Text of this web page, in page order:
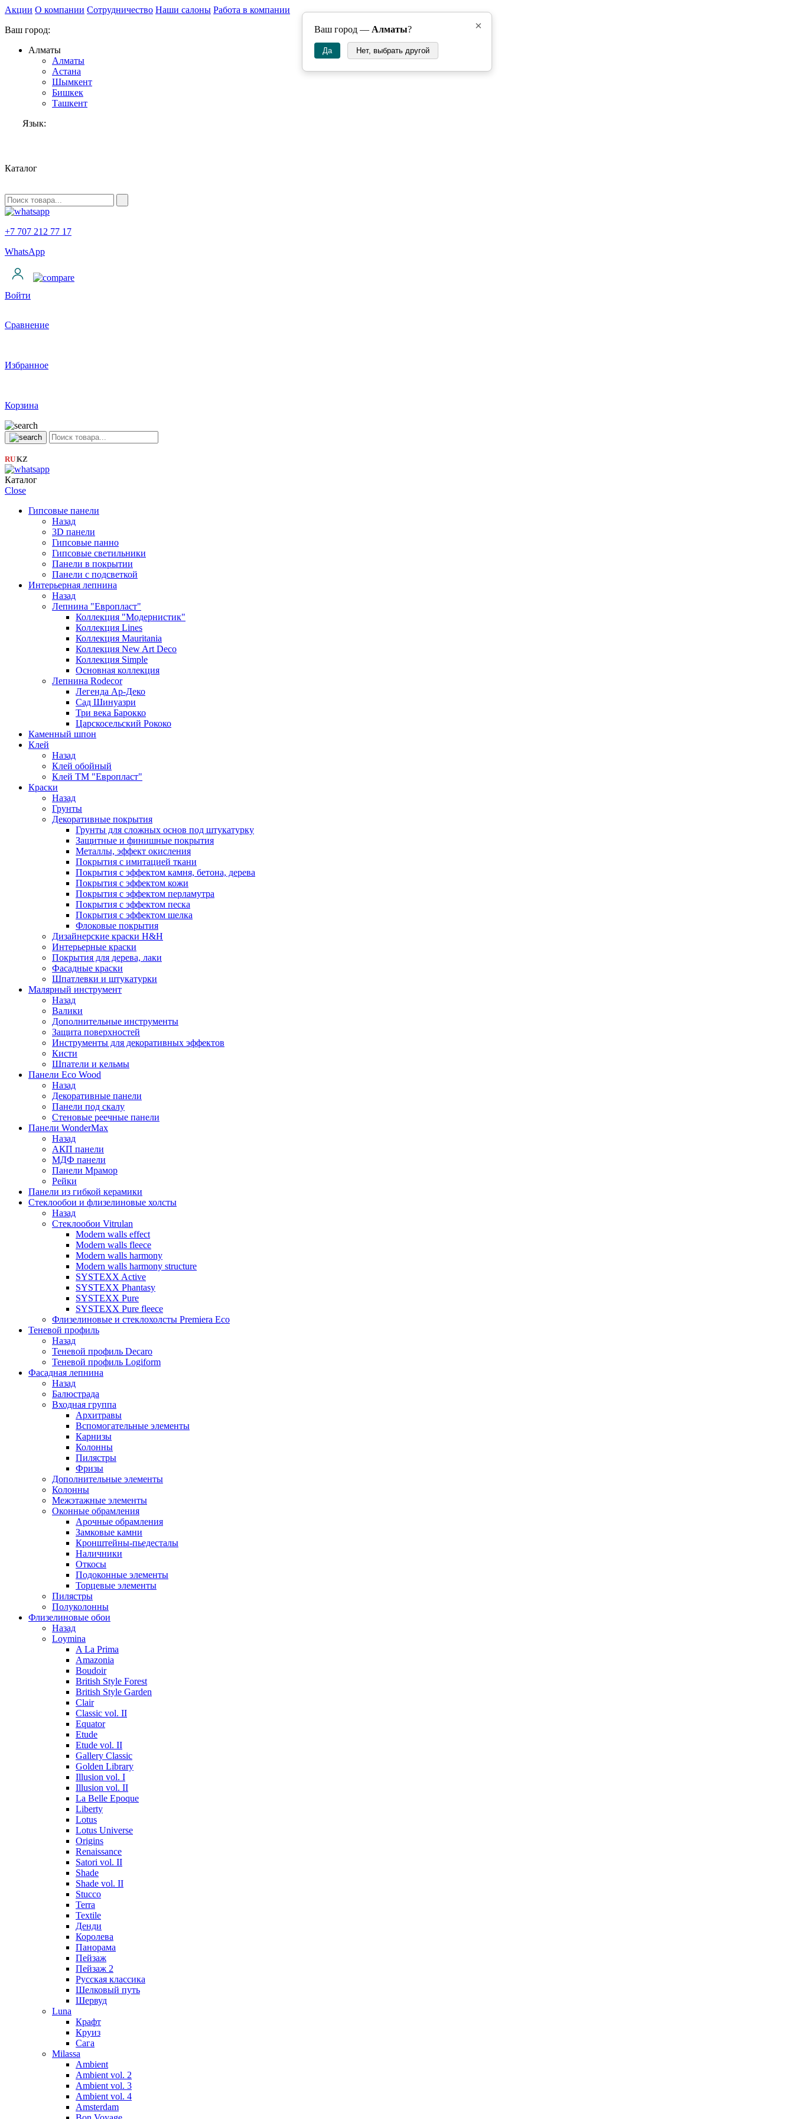
×
Ваш город — Алматы?
Да Нет, выбрать другой
Акции О компании Сотрудничество Наши салоны Работа в компании
Ваш город:
Алматы
Алматы
Астана
Шымкент
Бишкек
Ташкент
Язык:
Каталог
+7 707 212 77 17
WhatsApp
Войти
Сравнение
Избранное
Корзина
RU|KZ
Каталог
Close
Гипсовые панели
Назад
3D панели
Гипсовые панно
Гипсовые светильники
Панели в покрытии
Панели с подсветкой
Интерьерная лепнина
Назад
Лепнина "Европласт"
Коллекция "Модернистик"
Коллекция Lines
Коллекция Mauritania
Коллекция New Art Deco
Коллекция Simple
Основная коллекция
Лепнина Rodecor
Легенда Ар-Деко
Сад Шинуазри
Три века Барокко
Царскосельский Рококо
Каменный шпон
Клей
Назад
Клей обойный
Клей ТМ "Европласт"
Краски
Назад
Грунты
Декоративные покрытия
Грунты для сложных основ под штукатурку
Защитные и финишные покрытия
Металлы, эффект окисления
Покрытия с имитацией ткани
Покрытия с эффектом камня, бетона, дерева
Покрытия с эффектом кожи
Покрытия с эффектом перламутра
Покрытия с эффектом песка
Покрытия с эффектом шелка
Флоковые покрытия
Дизайнерские краски H&H
Интерьерные краски
Покрытия для дерева, лаки
Фасадные краски
Шпатлевки и штукатурки
Малярный инструмент
Назад
Валики
Дополнительные инструменты
Защита поверхностей
Инструменты для декоративных эффектов
Кисти
Шпатели и кельмы
Панели Eco Wood
Назад
Декоративные панели
Панели под скалу
Стеновые реечные панели
Панели WonderMax
Назад
АКП панели
МДФ панели
Панели Мрамор
Рейки
Панели из гибкой керамики
Стеклообои и флизелиновые холсты
Назад
Стеклообои Vitrulan
Modern walls effect
Modern walls fleece
Modern walls harmony
Modern walls harmony structure
SYSTEXX Active
SYSTEXX Phantasy
SYSTEXX Pure
SYSTEXX Pure fleece
Флизелиновые и стеклохолсты Premiera Eco
Теневой профиль
Назад
Теневой профиль Decaro
Теневой профиль Logiform
Фасадная лепнина
Назад
Балюстрада
Входная группа
Архитравы
Вспомогательные элементы
Карнизы
Колонны
Пилястры
Фризы
Дополнительные элементы
Колонны
Межэтажные элементы
Оконные обрамления
Арочные обрамления
Замковые камни
Кронштейны-пьедесталы
Наличники
Откосы
Подоконные элементы
Торцевые элементы
Пилястры
Полуколонны
Флизелиновые обои
Назад
Loymina
A La Prima
Amazonia
Boudoir
British Style Forest
British Style Garden
Clair
Classic vol. II
Equator
Etude
Etude vol. II
Gallery Classic
Golden Library
Illusion vol. I
Illusion vol. II
La Belle Epoque
Liberty
Lotus
Lotus Universe
Origins
Renaissance
Satori vol. II
Shade
Shade vol. II
Stucco
Terra
Textile
Денди
Королева
Панорама
Пейзаж
Пейзаж 2
Русская классика
Шелковый путь
Шервуд
Luna
Крафт
Круиз
Сага
Milassa
Ambient
Ambient vol. 2
Ambient vol. 3
Ambient vol. 4
Amsterdam